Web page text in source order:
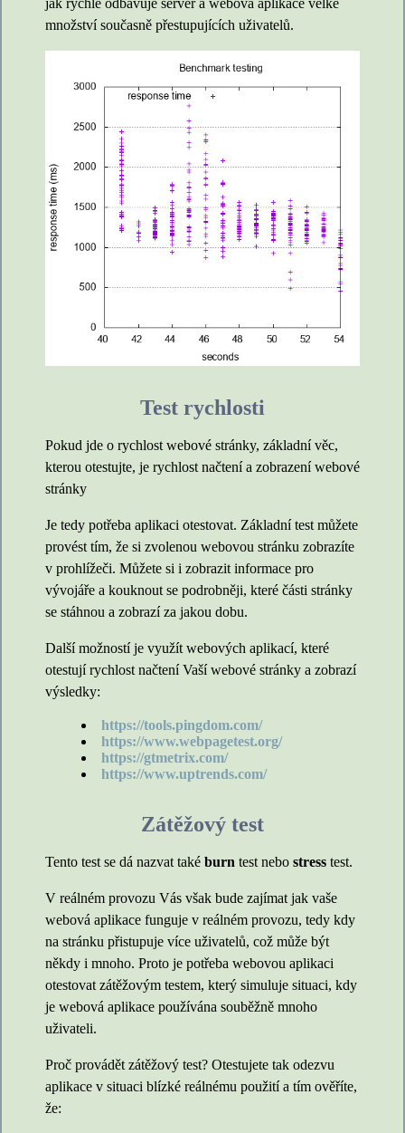
jak rychle odbavuje server a webová aplikace velké
množství současně přestupujících uživatelů.
Test rychlosti
Pokud jde o rychlost webové stránky, základní věc,
kterou otestujte, je rychlost načtení a zobrazení webové
stránky
Je tedy potřeba aplikaci otestovat. Základní test můžete
provést tím, že si zvolenou webovou stránku zobrazíte
v prohlížeči. Můžete si i zobrazit informace pro
vývojáře a kouknout se podrobněji, které části stránky
se stáhnou a zobrazí za jakou dobu.
Další možností je využít webových aplikací, které
otestují rychlost načtení Vaší webové stránky a zobrazí
výsledky:
https://tools.pingdom.com/
https://www.webpagetest.org/
https://gtmetrix.com/
https://www.uptrends.com/
Zátěžový test
Tento test se dá nazvat také burn test nebo stress test.
V reálném provozu Vás však bude zajímat jak vaše
webová aplikace funguje v reálném provozu, tedy kdy
na stránku přistupuje více uživatelů, což může být
někdy i mnoho. Proto je potřeba webovou aplikaci
otestovat zátěžovým testem, který simuluje situaci, kdy
je webová aplikace používána souběžně mnoho
uživateli.
Proč provádět zátěžový test? Otestujete tak odezvu
aplikace v situaci blízké reálnému použití a tím ověříte,
že: